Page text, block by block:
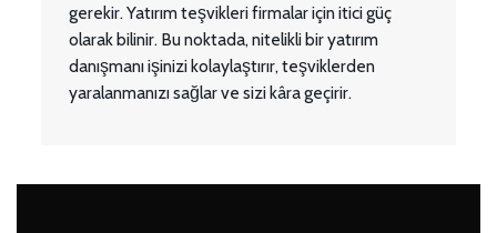
gerekir. Yatırım teşvikleri firmalar için itici güç
olarak bilinir. Bu noktada, nitelikli bir yatırım
danışmanı işinizi kolaylaştırır, teşviklerden
yaralanmanızı sağlar ve sizi kâra geçirir.